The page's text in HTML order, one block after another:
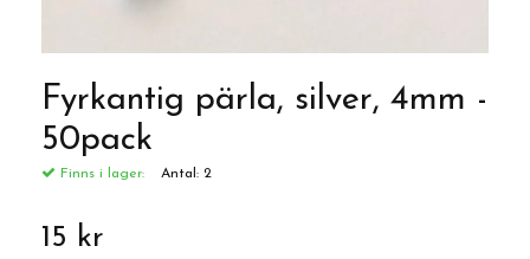
Fyrkantig pärla, silver, 4mm -
50pack
Finns i lager: Antal: 2
15 kr